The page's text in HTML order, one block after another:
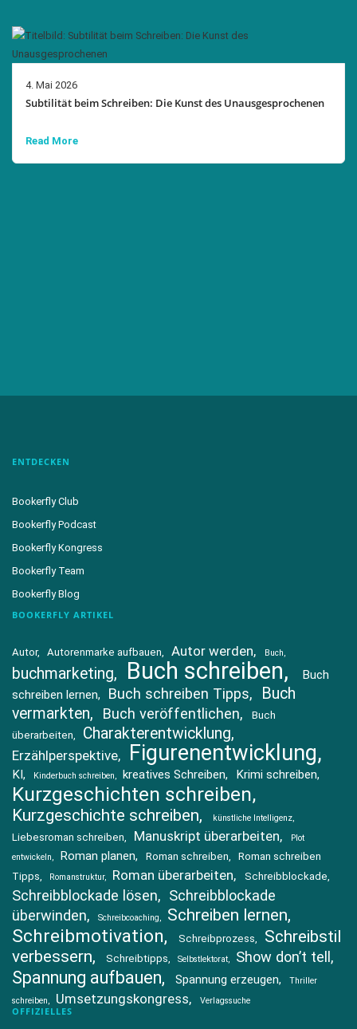
4. Mai 2026
Subtilität beim Schreiben: Die Kunst des Unausgesprochenen
Read More
ENTDECKEN
Bookerfly Club
Bookerfly Podcast
Bookerfly Kongress
Bookerfly Team
Bookerfly Blog
BOOKERFLY ARTIKEL
Autor Autorenmarke aufbauen Autor werden Buch
buchmarketing Buch schreiben
Buch
schreiben lernen
Buch schreiben Tipps
Buch
vermarkten
Buch veröffentlichen
Buch
überarbeiten
Charakterentwicklung
Erzählperspektive Figurenentwicklung
KI Kinderbuch schreiben kreatives Schreiben Krimi schreiben
Kurzgeschichten schreiben
Kurzgeschichte schreiben künstliche Intelligenz
Liebesroman schreiben Manuskript überarbeiten
Plot
entwickeln
Roman planen Roman schreiben
Roman schreiben
Tipps
Romanstruktur Roman überarbeiten Schreibblockade
Schreibblockade lösen
Schreibblockade
überwinden
Schreibcoaching Schreiben lernen
Schreibmotivation Schreibprozess
Schreibstil
verbessern
Schreibtipps Selbstlektorat Show don’t tell
Spannung aufbauen Spannung erzeugen
Thriller
schreiben
Umsetzungskongress Verlagssuche
OFFIZIELLES